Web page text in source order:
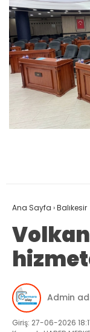
Ana Sayfa ›Balıkesir
Admin
Giriş: 27-06-2026